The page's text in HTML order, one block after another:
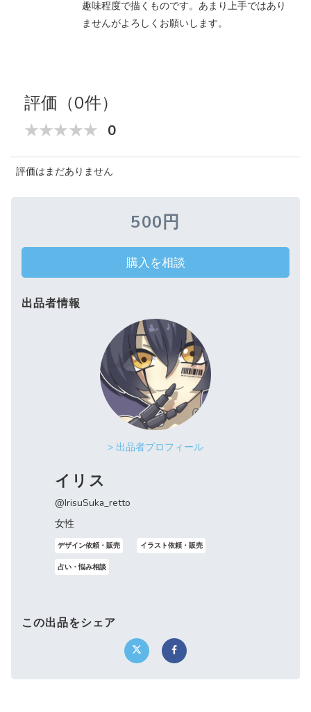
趣味程度で描くものです。あまり上手ではあり
ませんがよろしくお願いします。
評価（0件）
0
評価はまだありません
500円
購入を相談
出品者情報
> 出品者プロフィール
イリス
@IrisuSuka_retto
女性
デザイン依頼・販売 イラスト依頼・販売
占い・悩み相談
この出品をシェア